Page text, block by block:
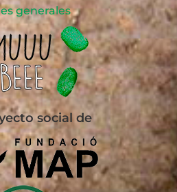
generales
social de